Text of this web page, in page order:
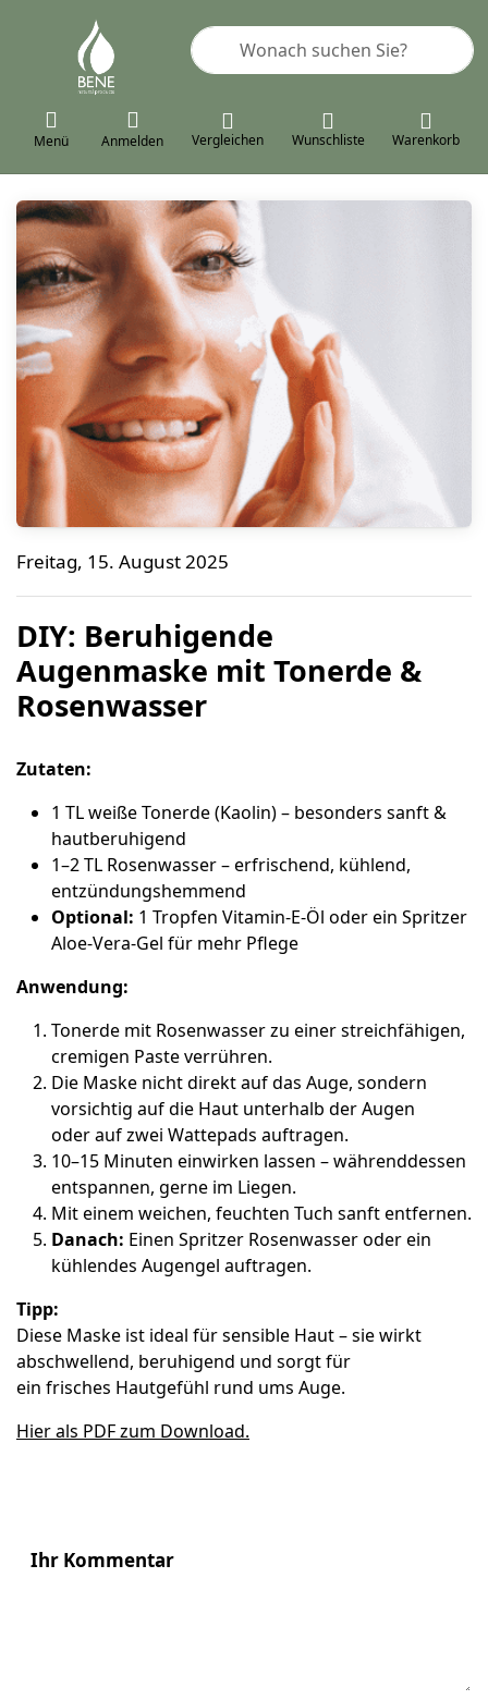
Geben Sie einen Suchbegriff ein.
Menü Anmelden Vergleichen Wunschliste Warenkorb
Freitag, 15. August 2025
Bene Naturalproducts
DIY: Beruhigende
Augenmaske mit Tonerde &
Rosenwasser
Zutaten:
1 TL weiße Tonerde (Kaolin) – besonders sanft &
hautberuhigend
1–2 TL Rosenwasser – erfrischend, kühlend,
entzündungshemmend
Optional: 1 Tropfen Vitamin-E-Öl oder ein Spritzer
Aloe-Vera-Gel für mehr Pflege
Anwendung:
Tonerde mit Rosenwasser zu einer streichfähigen,
cremigen Paste verrühren.
Die Maske nicht direkt auf das Auge, sondern
vorsichtig auf die Haut unterhalb der Augen
oder auf zwei Wattepads auftragen.
10–15 Minuten einwirken lassen – währenddessen
entspannen, gerne im Liegen.
Mit einem weichen, feuchten Tuch sanft entfernen.
Danach: Einen Spritzer Rosenwasser oder ein
kühlendes Augengel auftragen.
Tipp:
Diese Maske ist ideal für sensible Haut – sie wirkt
abschwellend, beruhigend und sorgt für
ein frisches Hautgefühl rund ums Auge.
Hier als PDF zum Download.
Ihr Kommentar